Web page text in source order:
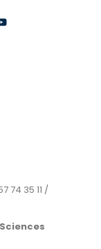
74 35 11 /